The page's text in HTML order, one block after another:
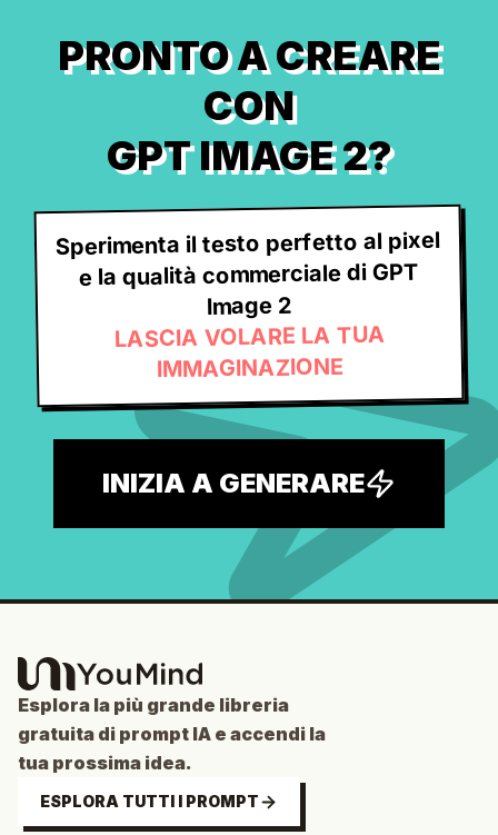
PRONTO A CREARE
CON
GPT IMAGE 2?
Sperimenta il testo perfetto al pixel
e la qualità commerciale di GPT
Image 2
LASCIA VOLARE LA TUA
IMMAGINAZIONE
INIZIA A GENERARE
Esplora la più grande libreria
gratuita di prompt IA e accendi la
tua prossima idea.
ESPLORA TUTTI I PROMPT